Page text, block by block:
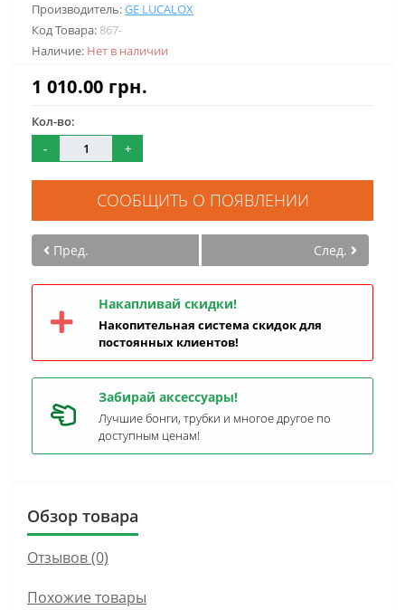
Производитель:GE LUCALOX
Код Товара: 867-
Наличие: Нет в наличии
1 010.00 грн.
Кол-во:
-
+
СООБЩИТЬ О ПОЯВЛЕНИИ
Пред. След.
Накапливай скидки!
Накопительная система скидок для
постоянных клиентов!
Забирай аксессуары!
Лучшие бонги, трубки и многое другое по
доступным ценам!
Обзор товара
Отзывов (0)
Похожие товары